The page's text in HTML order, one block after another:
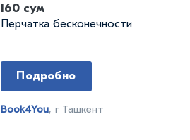
160 сум
Перчатка бесконечности
Подробно
Book4You, г Ташкент